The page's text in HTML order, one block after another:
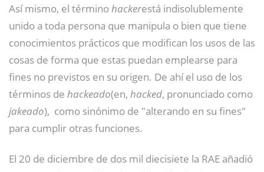
Así mismo, el término hackerestá indisolublemente
unido a toda persona que manipula o bien que tiene
conocimientos prácticos que modifican los usos de las
cosas de forma que estas puedan emplearse para
fines no previstos en su origen. De ahí el uso de los
términos de hackeado(en, hacked, pronunciado como
jakeado), ​ como sinónimo de "alterando en su fines"
para cumplir otras funciones.
El 20 de diciembre de dos mil diecisiete la RAE añadió